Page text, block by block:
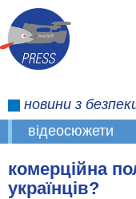
новини з
відеосюжети
комерційна
українців?